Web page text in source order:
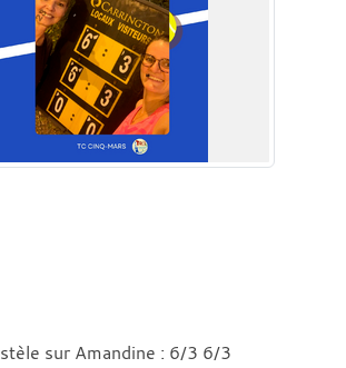
sur Amandine : 6/3 6/3